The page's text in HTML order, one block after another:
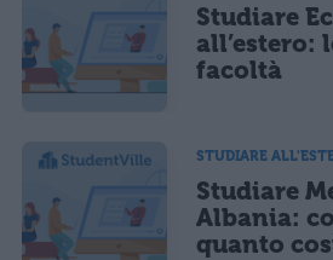
Studiare
all’estero:
facoltà
STUDIARE
Studiare
Albania:
quanto